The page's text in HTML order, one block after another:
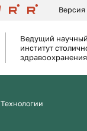
Версия
Ведущий научный
институт
здравоохранения
Технологии